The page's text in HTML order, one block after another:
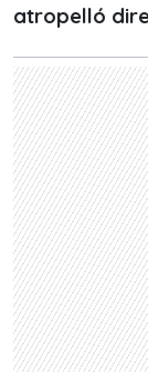
atropelló